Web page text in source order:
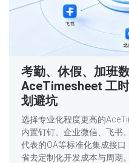
考勤、休假、加班
AceTimesheet 工
划避坑
选择专业化程度更高的
内置钉钉、企业微信、飞书
代表的OA等标准化集成接口
省去定制化开发成本与周期。